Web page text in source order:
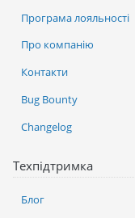
Програма лояльності
Про компанію
Контакти
Bug Bounty
Changelog
Техпідтримка
Блог